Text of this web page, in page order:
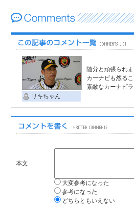
リキちゃん
随分と頑張られ
カーナビも然る
素敵なカーナビ
本文
大変参考になった
参考になった
どちらともいえない